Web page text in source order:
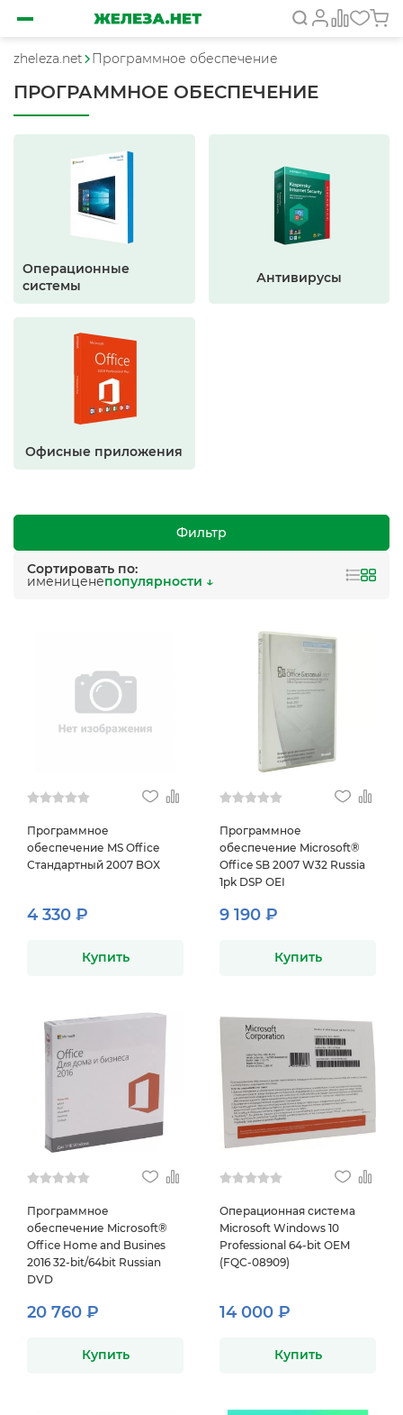
zheleza.net Программное обеспечение
ПРОГРАММНОЕ ОБЕСПЕЧЕНИЕ
Операционные
системы
Антивирусы
Офисные приложения
Фильтр
Сортировать по:
имениценепопулярности ↓
Программное
обеспечение MS Office
Стандартный 2007 BOX
4 330 ₽
Купить
Программное
обеспечение Microsoft®
Office SB 2007 W32 Russia
1pk DSP OEI
9 190 ₽
Купить
Программное
обеспечение Microsoft®
Office Home and Busines
2016 32-bit/64bit Russian
DVD
20 760 ₽
Купить
Операционная система
Microsoft Windows 10
Professional 64-bit OEM
(FQC-08909)
14 000 ₽
Купить